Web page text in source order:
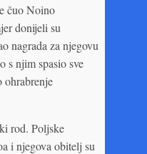
čuo Noino
donijeli su
nagrada za njegovu
s njim spasio sve
ohrabrenje
rod. Poljske
i njegova obitelj su